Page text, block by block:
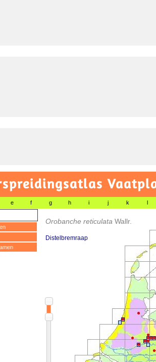
e f g h i j k l
Orobanche reticulata Wallr.
Distelbremraap